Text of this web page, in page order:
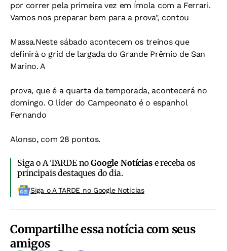
por correr pela primeira vez em Ímola com a Ferrari.
Vamos nos preparar bem para a prova", contou
Massa.Neste sábado acontecem os treinos que
definirá o grid de largada do Grande Prêmio de San
Marino. A
prova, que é a quarta da temporada, acontecerá no
domingo. O líder do Campeonato é o espanhol
Fernando
Alonso, com 28 pontos.
Siga o A TARDE noGoogle Notíciase receba os
principais destaques do dia.
Siga o A TARDE no Google Noticias
Compartilhe essa notícia com seus
amigos